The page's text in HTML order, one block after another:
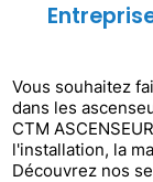
Vous souhaitez
dans les
CTM
l'installation, la
Découvrez nos